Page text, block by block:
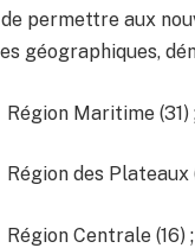
de permettre aux
géographiques,
Maritime (31)
des Plateaux
Centrale (16) ;